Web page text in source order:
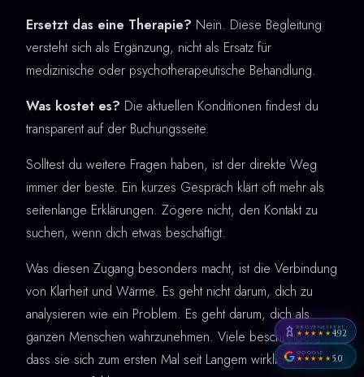
Ersetzt das eine Therapie? Nein. Diese Begleitung
versteht sich als Ergänzung, nicht als Ersatz für
medizinische oder psychotherapeutische Behandlung.
Was kostet es? Die aktuellen Konditionen findest du
transparent auf der Buchungsseite.
Solltest du weitere Fragen haben, ist der direkte Weg
immer der beste. Ein kurzes Gespräch klärt oft mehr als
seitenlange Erklärungen. Zögere nicht, den Kontakt zu
suchen, wenn dich etwas beschäftigt.
Was diesen Zugang besonders macht, ist die Verbindung
von Klarheit und Wärme. Es geht nicht darum, dich zu
analysieren wie ein Problem. Es geht darum, dich als
ganzen Menschen wahrzunehmen. Viele beschreiben,
dass sie sich zum ersten Mal seit Langem wirklich ernst
PROVENEXPERT
★★★★★4,92
GOOGLE
★★★★★5,0